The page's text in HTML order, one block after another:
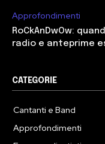
Approfondimenti
RoCkAnDwOw:
radio e anteprime
CATEGORIE
Cantanti e Band
Approfondimenti